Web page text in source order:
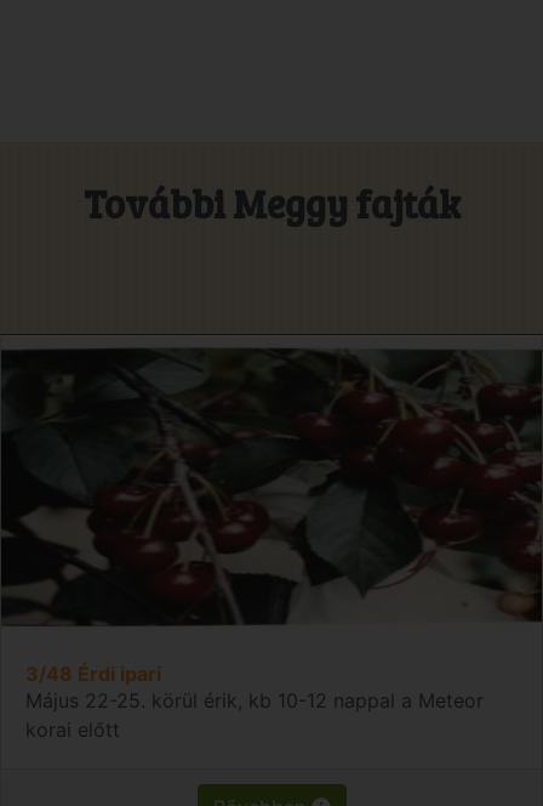
További Meggy fajták
3/48 Érdi ipari
Május 22-25. körül érik, kb 10-12 nappal a Meteor
korai előtt